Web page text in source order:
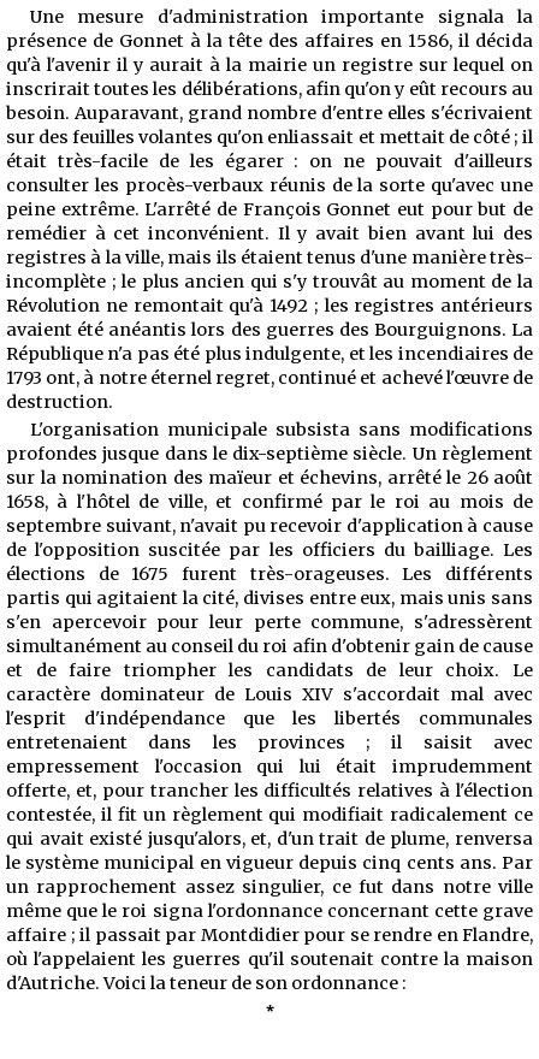
Une mesure d'administration importante signala la
présence de Gonnet à la tête des affaires en 1586, il décida
qu'à l'avenir il y aurait à la mairie un registre sur lequel on
inscrirait toutes les délibérations, afin qu'on y eût recours au
besoin. Auparavant, grand nombre d'entre elles s'écrivaient
sur des feuilles volantes qu'on enliassait et mettait de côté ; il
était très-facile de les égarer : on ne pouvait d'ailleurs
consulter les procès-verbaux réunis de la sorte qu'avec une
peine extrême. L'arrêté de François Gonnet eut pour but de
remédier à cet inconvénient. Il y avait bien avant lui des
registres à la ville, mais ils étaient tenus d'une manière très-
incomplète ; le plus ancien qui s'y trouvât au moment de la
Révolution ne remontait qu'à 1492 ; les registres antérieurs
avaient été anéantis lors des guerres des Bourguignons. La
République n'a pas été plus indulgente, et les incendiaires de
1793 ont, à notre éternel regret, continué et achevé l'œuvre de
destruction.
L'organisation municipale subsista sans modifications
profondes jusque dans le dix-septième siècle. Un règlement
sur la nomination des maïeur et échevins, arrêté le 26 août
1658, à l'hôtel de ville, et confirmé par le roi au mois de
septembre suivant, n'avait pu recevoir d'application à cause
de l'opposition suscitée par les officiers du bailliage. Les
élections de 1675 furent très-orageuses. Les différents
partis qui agitaient la cité, divises entre eux, mais unis sans
s'en apercevoir pour leur perte commune, s'adressèrent
simultanément au conseil du roi afin d'obtenir gain de cause
et de faire triompher les candidats de leur choix. Le
caractère dominateur de Louis XIV s'accordait mal avec
l'esprit d'indépendance que les libertés communales
entretenaient dans les provinces ; il saisit avec
empressementl'occasion qui lui était imprudemment
offerte, et, pour trancher les difficultés relatives à l'élection
contestée, il fit un règlement qui modifiait radicalement ce
qui avait existé jusqu'alors, et, d'un trait de plume, renversa
le système municipal en vigueur depuis cinq cents ans. Par
un rapprochement assez singulier, ce fut dans notre ville
même que le roi signa l'ordonnance concernant cette grave
affaire ; il passait par Montdidier pour se rendre en Flandre,
où l'appelaient les guerres qu'il soutenait contre la maison
d'Autriche. Voici la teneur de son ordonnance :
*